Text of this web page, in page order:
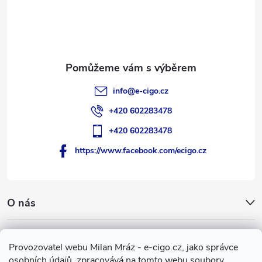
Provozovatel webu Milan Mráz - e-cigo.cz, jako správce
O nás
info@e-cigo.cz
+420 602283478
+420 602283478
https://www.facebook.com/ecigo.cz